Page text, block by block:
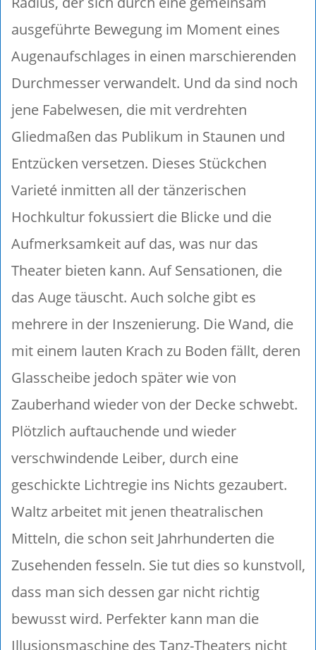
ausgeführte Bewegung im Moment eines
Augenaufschlages in einen marschierenden
Durchmesser verwandelt. Und da sind noch
jene Fabelwesen, die mit verdrehten
Gliedmaßen das Publikum in Staunen und
Entzücken versetzen. Dieses Stückchen
Varieté inmitten all der tänzerischen
Hochkultur fokussiert die Blicke und die
Aufmerksamkeit auf das, was nur das
Theater bieten kann. Auf Sensationen, die
das Auge täuscht. Auch solche gibt es
mehrere in der Inszenierung. Die Wand, die
mit einem lauten Krach zu Boden fällt, deren
Glasscheibe jedoch später wie von
Zauberhand wieder von der Decke schwebt.
Plötzlich auftauchende und wieder
verschwindende Leiber, durch eine
geschickte Lichtregie ins Nichts gezaubert.
Waltz arbeitet mit jenen theatralischen
Mitteln, die schon seit Jahrhunderten die
Zusehenden fesseln. Sie tut dies so kunstvoll,
dass man sich dessen gar nicht richtig
bewusst wird. Perfekter kann man die
Illusionsmaschine des Tanz-Theaters nicht